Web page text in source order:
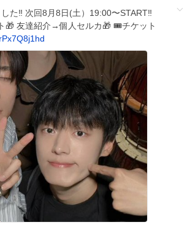
た‼️ 次回8月8日(土）19:00〜START‼️
🎁 友達紹介→個人セルカ🎁 🎟️チケット